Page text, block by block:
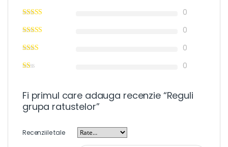
0
0
0
0
Fi primul care adauga recenzie “Reguli
grupa ratustelor”
Recenziile tale